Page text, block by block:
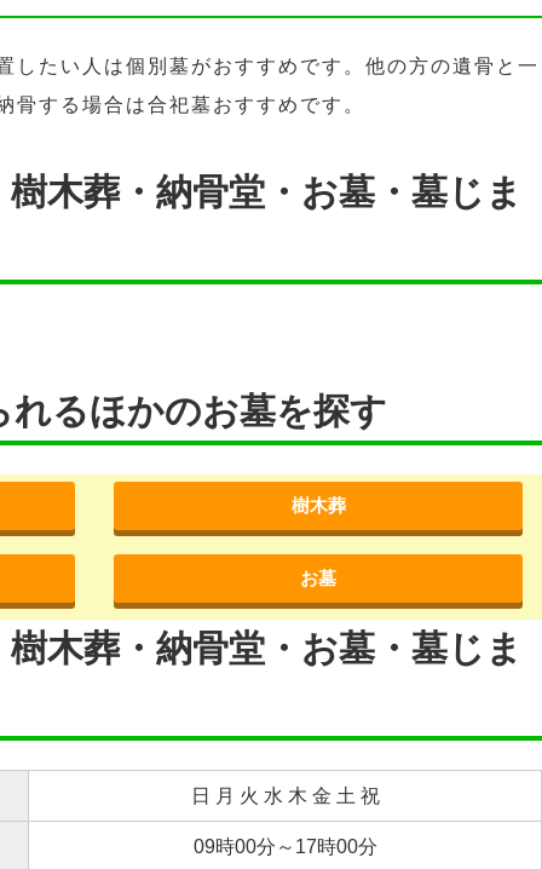
したい人は個別墓がおすすめです。他の方の遺骨と一
骨する場合は合祀墓おすすめです。
木葬・納骨堂・お墓・墓じま
れるほかのお墓を探す
樹木葬
お墓
木葬・納骨堂・お墓・墓じま
日 月 火 水 木 金 土 祝
09時00分～17時00分